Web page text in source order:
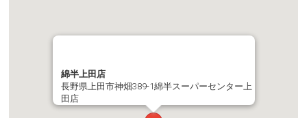
全国の幼稚園・小学校・中学校に集金連絡袋約137万枚を寄贈
2023/03/24
PROPACペットフード廃盤のご案内
綿半上田店
長野県上田市神畑389-1綿半スーパーセンター上
田店